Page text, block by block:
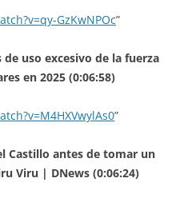
GzKwNPOc”
de uso excesivo de la fuerza
en 2025 (0:06:58)
”
Castillo antes de tomar un
Viru | DNews (0:06:24)